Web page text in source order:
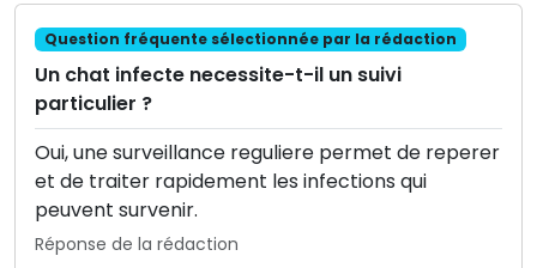
Question fréquente sélectionnée par la rédaction
Un chat infecte necessite-t-il un suivi
particulier ?
Oui, une surveillance reguliere permet de reperer
et de traiter rapidement les infections qui
peuvent survenir.
Réponse de la rédaction